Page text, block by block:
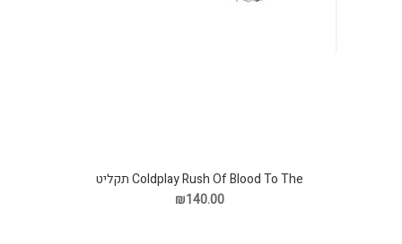
Coldplay Rush Of Blood To The תקליט
₪140.00